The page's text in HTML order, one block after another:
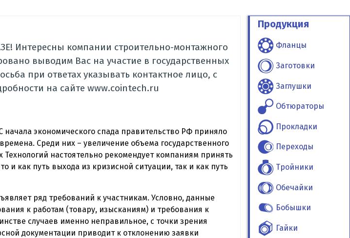
Интересны компании строительно-монтажного
выводим Вас на участие в государственных
при ответах указывать контактное лицо, с
на сайте www.cointech.ru
экономического спада правительство РФ приняло
Среди них – увеличение объема государственного
настоятельно рекомендует компаниям принять
и как путь выхода из кризисной ситуации, так и как путь
ряд требований к участникам. Условно, данные
к работам (товару, изысканиям) и требования к
случаев именно неправильное, с точки зрения
документации приводит к отклонению заявки
Продукция
Фланцы
Заготовки
Заглушки
Обтюраторы
Прокладки
Переходы
Тройники
Обечайки
Бобышки
Гайки